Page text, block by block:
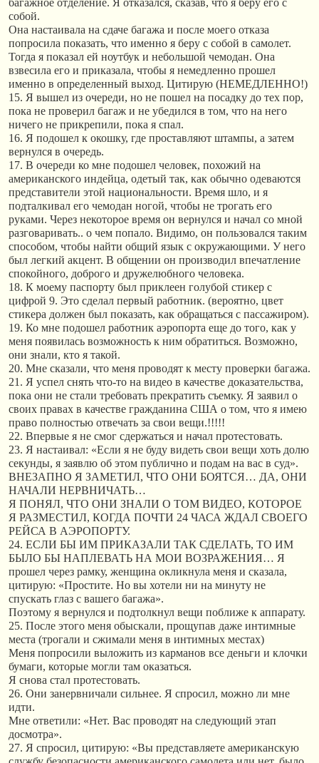
багажное отделение. Я отказался, сказав, что я беру его с
собой.
Она настаивала на сдаче багажа и после моего отказа
попросила показать, что именно я беру с собой в самолет.
Тогда я показал ей ноутбук и небольшой чемодан. Она
взвесила его и приказала, чтобы я немедленно прошел
именно в определенный выход. Цитирую (НЕМЕДЛЕННО!)
15. Я вышел из очереди, но не пошел на посадку до тех пор,
пока не проверил багаж и не убедился в том, что на него
ничего не прикрепили, пока я спал.
16. Я подошел к окошку, где проставляют штампы, а затем
вернулся в очередь.
17. В очереди ко мне подошел человек, похожий на
американского индейца, одетый так, как обычно одеваются
представители этой национальности. Время шло, и я
подталкивал его чемодан ногой, чтобы не трогать его
руками. Через некоторое время он вернулся и начал со мной
разговаривать.. о чем попало. Видимо, он пользовался таким
способом, чтобы найти общий язык с окружающими. У него
был легкий акцент. В общении он производил впечатление
спокойного, доброго и дружелюбного человека.
18. К моему паспорту был приклеен голубой стикер с
цифрой 9. Это сделал первый работник. (вероятно, цвет
стикера должен был показать, как обращаться с пассажиром).
19. Ко мне подошел работник аэропорта еще до того, как у
меня появилась возможность к ним обратиться. Возможно,
они знали, кто я такой.
20. Мне сказали, что меня проводят к месту проверки багажа.
21. Я успел снять что-то на видео в качестве доказательства,
пока они не стали требовать прекратить съемку. Я заявил о
своих правах в качестве гражданина США о том, что я имею
право полностью отвечать за свои вещи.!!!!!
22. Впервые я не смог сдержаться и начал протестовать.
23. Я настаивал: «Если я не буду видеть свои вещи хоть долю
секунды, я заявлю об этом публично и подам на вас в суд».
ВНЕЗАПНО Я ЗАМЕТИЛ, ЧТО ОНИ БОЯТСЯ… ДА, ОНИ
НАЧАЛИ НЕРВНИЧАТЬ…
Я ПОНЯЛ, ЧТО ОНИ ЗНАЛИ О ТОМ ВИДЕО, КОТОРОЕ
Я РАЗМЕСТИЛ, КОГДА ПОЧТИ 24 ЧАСА ЖДАЛ СВОЕГО
РЕЙСА В АЭРОПОРТУ.
24. ЕСЛИ БЫ ИМ ПРИКАЗАЛИ ТАК СДЕЛАТЬ, ТО ИМ
БЫЛО БЫ НАПЛЕВАТЬ НА МОИ ВОЗРАЖЕНИЯ… Я
прошел через рамку, женщина окликнула меня и сказала,
цитирую: «Простите. Но вы хотели ни на минуту не
спускать глаз с вашего багажа».
Поэтому я вернулся и подтолкнул вещи поближе к аппарату.
25. После этого меня обыскали, прощупав даже интимные
места (трогали и сжимали меня в интимных местах)
Меня попросили выложить из карманов все деньги и клочки
бумаги, которые могли там оказаться.
Я снова стал протестовать.
26. Они занервничали сильнее. Я спросил, можно ли мне
идти.
Мне ответили: «Нет. Вас проводят на следующий этап
досмотра».
27. Я спросил, цитирую: «Вы представляете американскую